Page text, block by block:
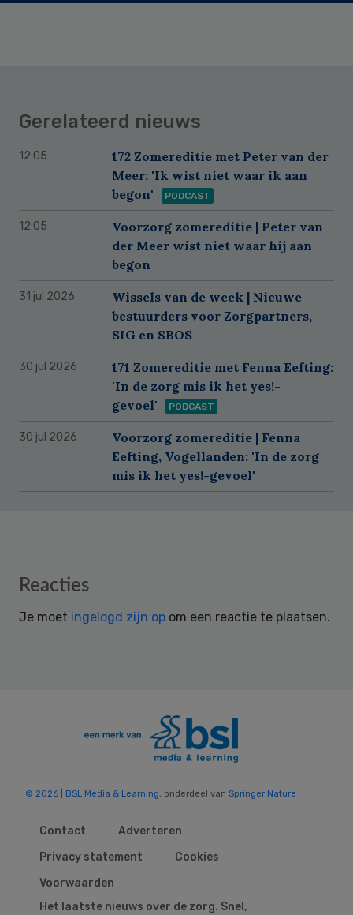
Gerelateerd nieuws
12:05
172 Zomereditie met Peter van der
Meer: 'Ik wist niet waar ik aan
begon'
PODCAST
12:05
Voorzorg zomereditie | Peter van
der Meer wist niet waar hij aan
begon
31 jul 2026
Wissels van de week | Nieuwe
bestuurders voor Zorgpartners,
SIG en SBOS
30 jul 2026
171 Zomereditie met Fenna Eefting:
'In de zorg mis ik het yes!-
gevoel'
PODCAST
30 jul 2026
Voorzorg zomereditie | Fenna
Eefting, Vogellanden: 'In de zorg
mis ik het yes!-gevoel'
Reader
Reacties
Je moet ingelogd zijn op om een reactie te plaatsen.
© 2026 | BSL Media & Learning, onderdeel van Springer Nature
Contact
Adverteren
Privacy statement
Cookies
Voorwaarden
Het laatste nieuws over de zorg. Snel,